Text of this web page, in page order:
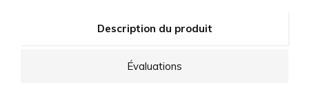
Description du produit
Évaluations